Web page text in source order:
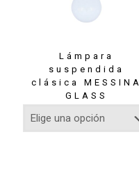
Lámpara
suspendida
clásica MESSINA
GLASS